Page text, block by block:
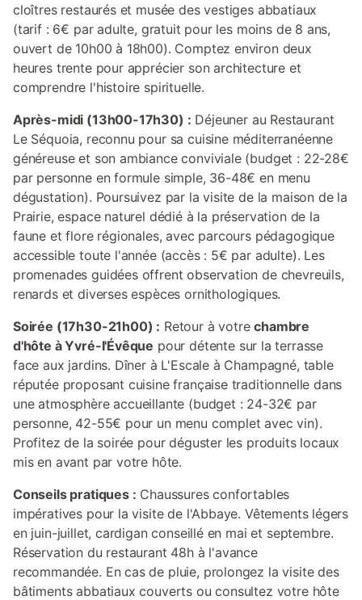
cloîtres restaurés et musée des vestiges abbatiaux
(tarif : 6€ par adulte, gratuit pour les moins de 8 ans,
ouvert de 10h00 à 18h00). Comptez environ deux
heures trente pour apprécier son architecture et
comprendre l'histoire spirituelle.
Après-midi (13h00-17h30) : Déjeuner au Restaurant
Le Séquoia, reconnu pour sa cuisine méditerranéenne
généreuse et son ambiance conviviale (budget : 22-28€
par personne en formule simple, 36-48€ en menu
dégustation). Poursuivez par la visite de la maison de la
Prairie, espace naturel dédié à la préservation de la
faune et flore régionales, avec parcours pédagogique
accessible toute l'année (accès : 5€ par adulte). Les
promenades guidées offrent observation de chevreuils,
renards et diverses espèces ornithologiques.
Soirée (17h30-21h00) : Retour à votrechambre
d'hôte à Yvré-l'Évêque pour détente sur la terrasse
face aux jardins. Dîner à L'Escale à Champagné, table
réputée proposant cuisine française traditionnelle dans
une atmosphère accueillante (budget : 24-32€ par
personne, 42-55€ pour un menu complet avec vin).
Profitez de la soirée pour déguster les produits locaux
mis en avant par votre hôte.
Conseils pratiques : Chaussures confortables
impératives pour la visite de l'Abbaye. Vêtements légers
en juin-juillet, cardigan conseillé en mai et septembre.
Réservation du restaurant 48h à l'avance
recommandée. En cas de pluie, prolongez la visite des
bâtiments abbatiaux couverts ou consultez votre hôte